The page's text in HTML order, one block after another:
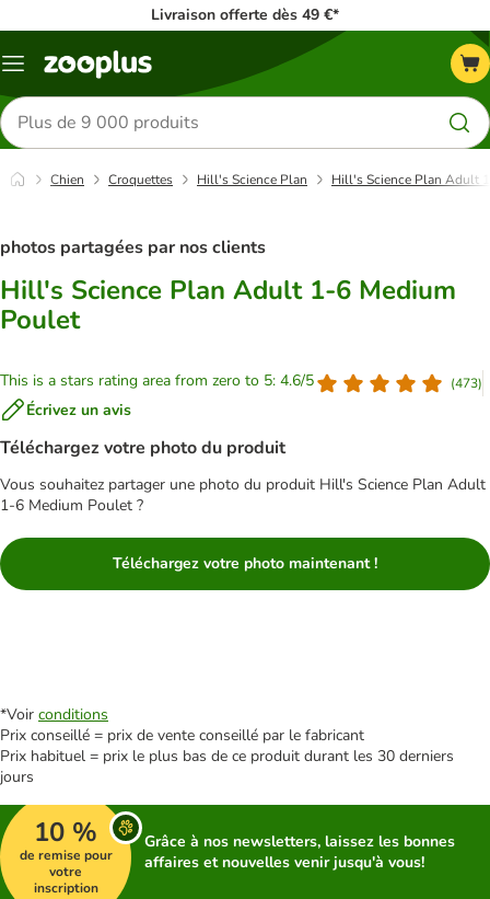
Livraison offerte dès 49 €*
Menu
Rechercher
des
produits
Chien Croquettes Hill's Science Plan Hill's Science Plan Adult
photos partagées par nos clients
Hill's Science Plan Adult 1-6 Medium
Poulet
This is a stars rating area from zero to 5: 4.6/5 (473)
Écrivez un avis
Téléchargez votre photo du produit
Vous souhaitez partager une photo du produit Hill's Science Plan Adult
1-6 Medium Poulet ?
Téléchargez votre photo maintenant !
*Voir conditions
Prix conseillé = prix de vente conseillé par le fabricant
Prix habituel = prix le plus bas de ce produit durant les 30 derniers
jours
10 %
de remise pour
votre
inscription
Grâce à nos newsletters, laissez les bonnes
affaires et nouvelles venir jusqu'à vous!